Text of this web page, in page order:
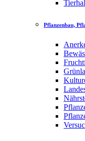
Pflanzenbau,